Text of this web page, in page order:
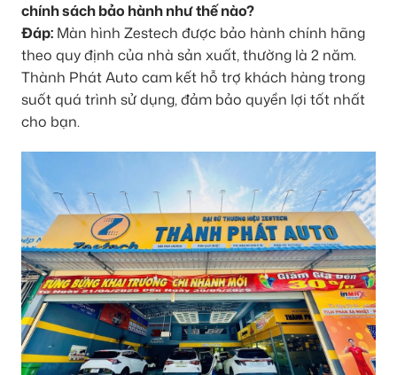
chính sách bảo hành như thế nào?
Đáp: Màn hình Zestech được bảo hành chính hãng
theo quy định của nhà sản xuất, thường là 2 năm.
Thành Phát Auto cam kết hỗ trợ khách hàng trong
suốt quá trình sử dụng, đảm bảo quyền lợi tốt nhất
cho bạn.